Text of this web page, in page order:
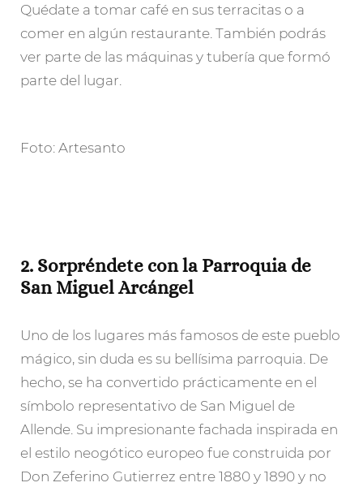
Quédate a tomar café en sus terracitas o a
comer en algún restaurante. También podrás
ver parte de las máquinas y tubería que formó
parte del lugar.
Foto: Artesanto
2. Sorpréndete con la Parroquia de
San Miguel Arcángel
Uno de los lugares más famosos de este pueblo
mágico, sin duda es su bellísima parroquia. De
hecho, se ha convertido prácticamente en el
símbolo representativo de San Miguel de
Allende. Su impresionante fachada inspirada en
el estilo neogótico europeo fue construida por
Don Zeferino Gutierrez entre 1880 y 1890 y no